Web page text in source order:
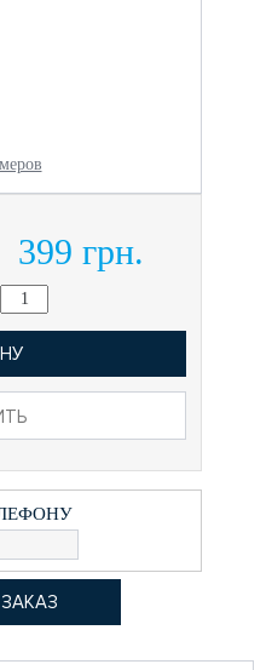
399 грн.